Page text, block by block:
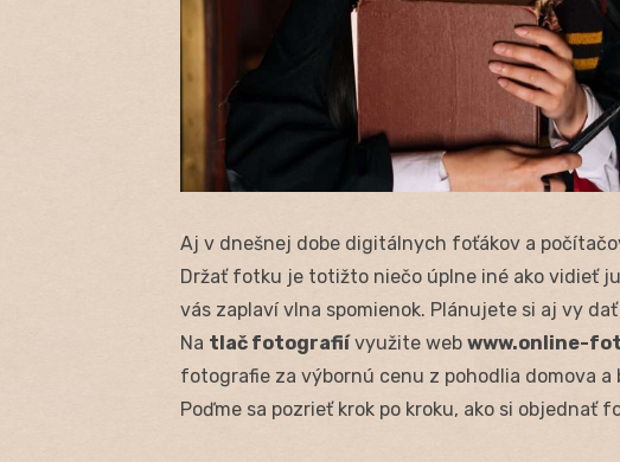
Aj v dnešnej dobe digitálnych foťákov a
Držať fotku je totižto niečo úplne iné ako vidieť
vás zaplaví vlna spomienok. Plánujete si aj vy
Na tlač fotografiívyužite web www.online-
fotografie za výbornú cenu z pohodlia domova
Poďme sa pozrieť krok po kroku, ako si objednať